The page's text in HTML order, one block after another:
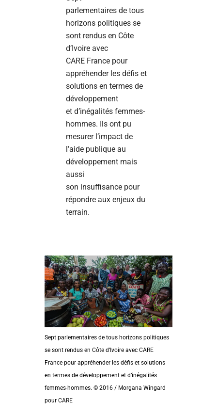
parlementaires de tous
horizons politiques se
sont rendus en Côte
d’Ivoire avec
CARE France pour
appréhender les défis et
solutions en termes de
développement
et d’inégalités femmes-
hommes. Ils ont pu
mesurer l’impact de
l’aide publique au
développement mais
aussi
son insuffisance pour
répondre aux enjeux du
terrain.
Sept parlementaires de tous horizons politiques
se sont rendus en Côte d’Ivoire avec CARE
France pour appréhender les défis et solutions
en termes de développement et d’inégalités
femmes-hommes. © 2016 / Morgana Wingard
pour CARE